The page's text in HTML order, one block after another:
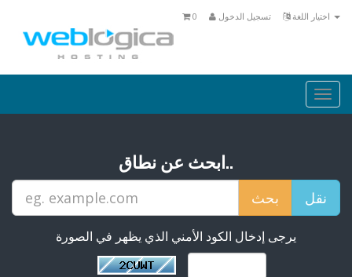
تسجيل الدخول 0
ابحث عن نطاق..
يرجى إدخال الكود الأمني الذي يظهر في الصورة